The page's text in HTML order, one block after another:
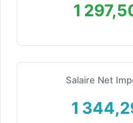
1
Salaire Net
1